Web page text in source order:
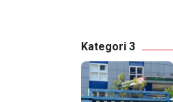
Kategori 3